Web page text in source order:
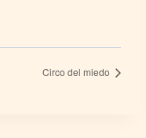
Circo del miedo